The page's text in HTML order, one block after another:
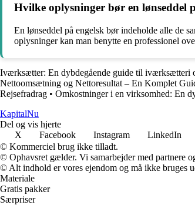
Hvilke oplysninger bør en lønseddel
En lønseddel på engelsk bør indeholde alle de
oplysninger kan man benytte en professionel
Iværksætter: En dybdegående guide til iværksætteri
Nettoomsætning og Nettoresultat – En Komplet
Rejsefradrag • Omkostninger i en virksomhed: En
KapitalNu
Del og vis hjerte
X
Facebook Instagram LinkedIn
© Kommerciel brug ikke tilladt.
© Ophavsret gælder. Vi samarbejder med partnere
© Alt indhold er vores ejendom og må ikke bruges
Materiale
Gratis pakker
Særpriser